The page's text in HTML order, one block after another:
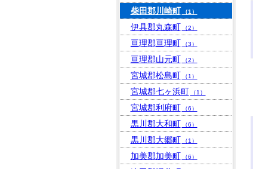
柴田郡川崎町 （1）
伊具郡丸森町 （2）
亘理郡亘理町 （3）
亘理郡山元町 （2）
宮城郡松島町 （1）
宮城郡七ヶ浜町 （1）
宮城郡利府町 （6）
黒川郡大和町 （6）
黒川郡大郷町 （1）
加美郡加美町 （6）